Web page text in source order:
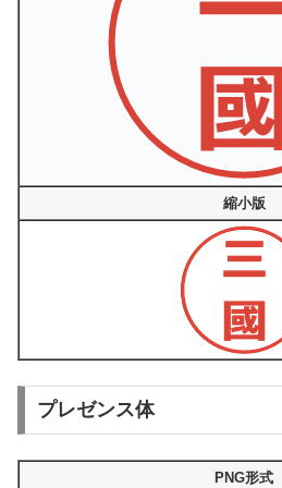
縮小版
プレゼンス体
PNG形式